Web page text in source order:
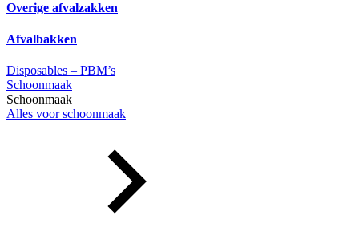
Overige afvalzakken
Afvalbakken
Disposables – PBM’s
Schoonmaak
Schoonmaak
Alles voor schoonmaak